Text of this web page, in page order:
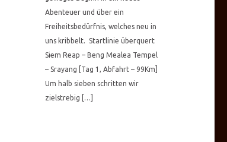
Abenteuer und über ein
Freiheitsbedürfnis, welches neu in
uns kribbelt. Startlinie überquert
Siem Reap – Beng Mealea Tempel
– Srayang [Tag 1, Abfahrt – 99Km]
Um halb sieben schritten wir
zielstrebig […]